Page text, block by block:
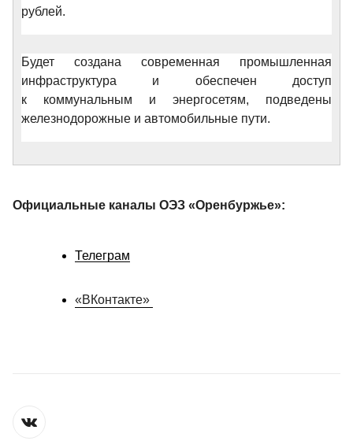
рублей.
Будет создана современная промышленная
инфраструктура и обеспечен доступ
к коммунальным и энергосетям, подведены
железнодорожные и автомобильные пути.
Официальные каналы ОЭЗ «Оренбуржье»:
Телеграм
«ВКонтакте»